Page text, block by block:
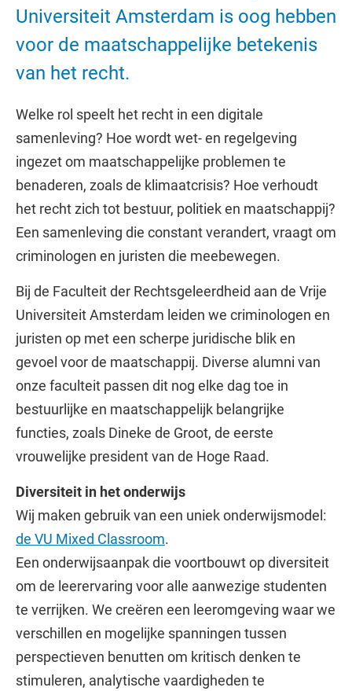
Universiteit Amsterdam is oog hebben
voor de maatschappelijke betekenis
van het recht.
Welke rol speelt het recht in een digitale
samenleving? Hoe wordt wet- en regelgeving
ingezet om maatschappelijke problemen te
benaderen, zoals de klimaatcrisis? Hoe verhoudt
het recht zich tot bestuur, politiek en maatschappij?
Een samenleving die constant verandert, vraagt om
criminologen en juristen die meebewegen.
Bij de Faculteit der Rechtsgeleerdheid aan de Vrije
Universiteit Amsterdam leiden we criminologen en
juristen op met een scherpe juridische blik en
gevoel voor de maatschappij. Diverse alumni van
onze faculteit passen dit nog elke dag toe in
bestuurlijke en maatschappelijk belangrijke
functies, zoals Dineke de Groot, de eerste
vrouwelijke president van de Hoge Raad.
Diversiteit in het onderwijs
Wij maken gebruik van een uniek onderwijsmodel:
de VU Mixed Classroom.
Een onderwijsaanpak die voortbouwt op diversiteit
om de leerervaring voor alle aanwezige studenten
te verrijken. We creëren een leeromgeving waar we
verschillen en mogelijke spanningen tussen
perspectieven benutten om kritisch denken te
stimuleren, analytische vaardigheden te